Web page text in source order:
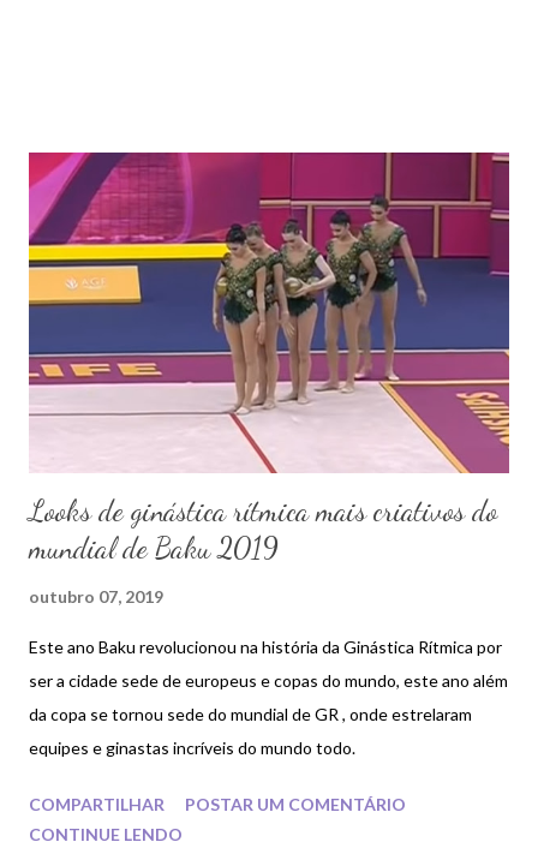
Looks de ginástica rítmica mais criativos do
mundial de Baku 2019
outubro 07, 2019
Este ano Baku revolucionou na história da Ginástica Rítmica por
ser a cidade sede de europeus e copas do mundo, este ano além
da copa se tornou sede do mundial de GR , onde estrelaram
equipes e ginastas incríveis do mundo todo.
COMPARTILHAR
POSTAR UM COMENTÁRIO
CONTINUE LENDO